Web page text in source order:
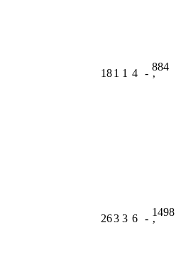
181 1 4 -
884
ʼ
263 3 6 -
1498
ʼ